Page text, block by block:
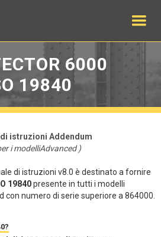
6000
19840
di istruzioni Addendum
i modelliAdvanced )
di istruzioni v8.0 è destinato a fornire
19840presente in tutti i modelli
con numero di serie superiore a 864000.